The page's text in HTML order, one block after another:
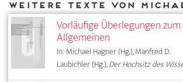
Vorläufige Überlegungen zum
Allgemeinen
In: Michael Hagner (Hg.), Manfred D.
Laubichler (Hg.),Der Hochsitz des